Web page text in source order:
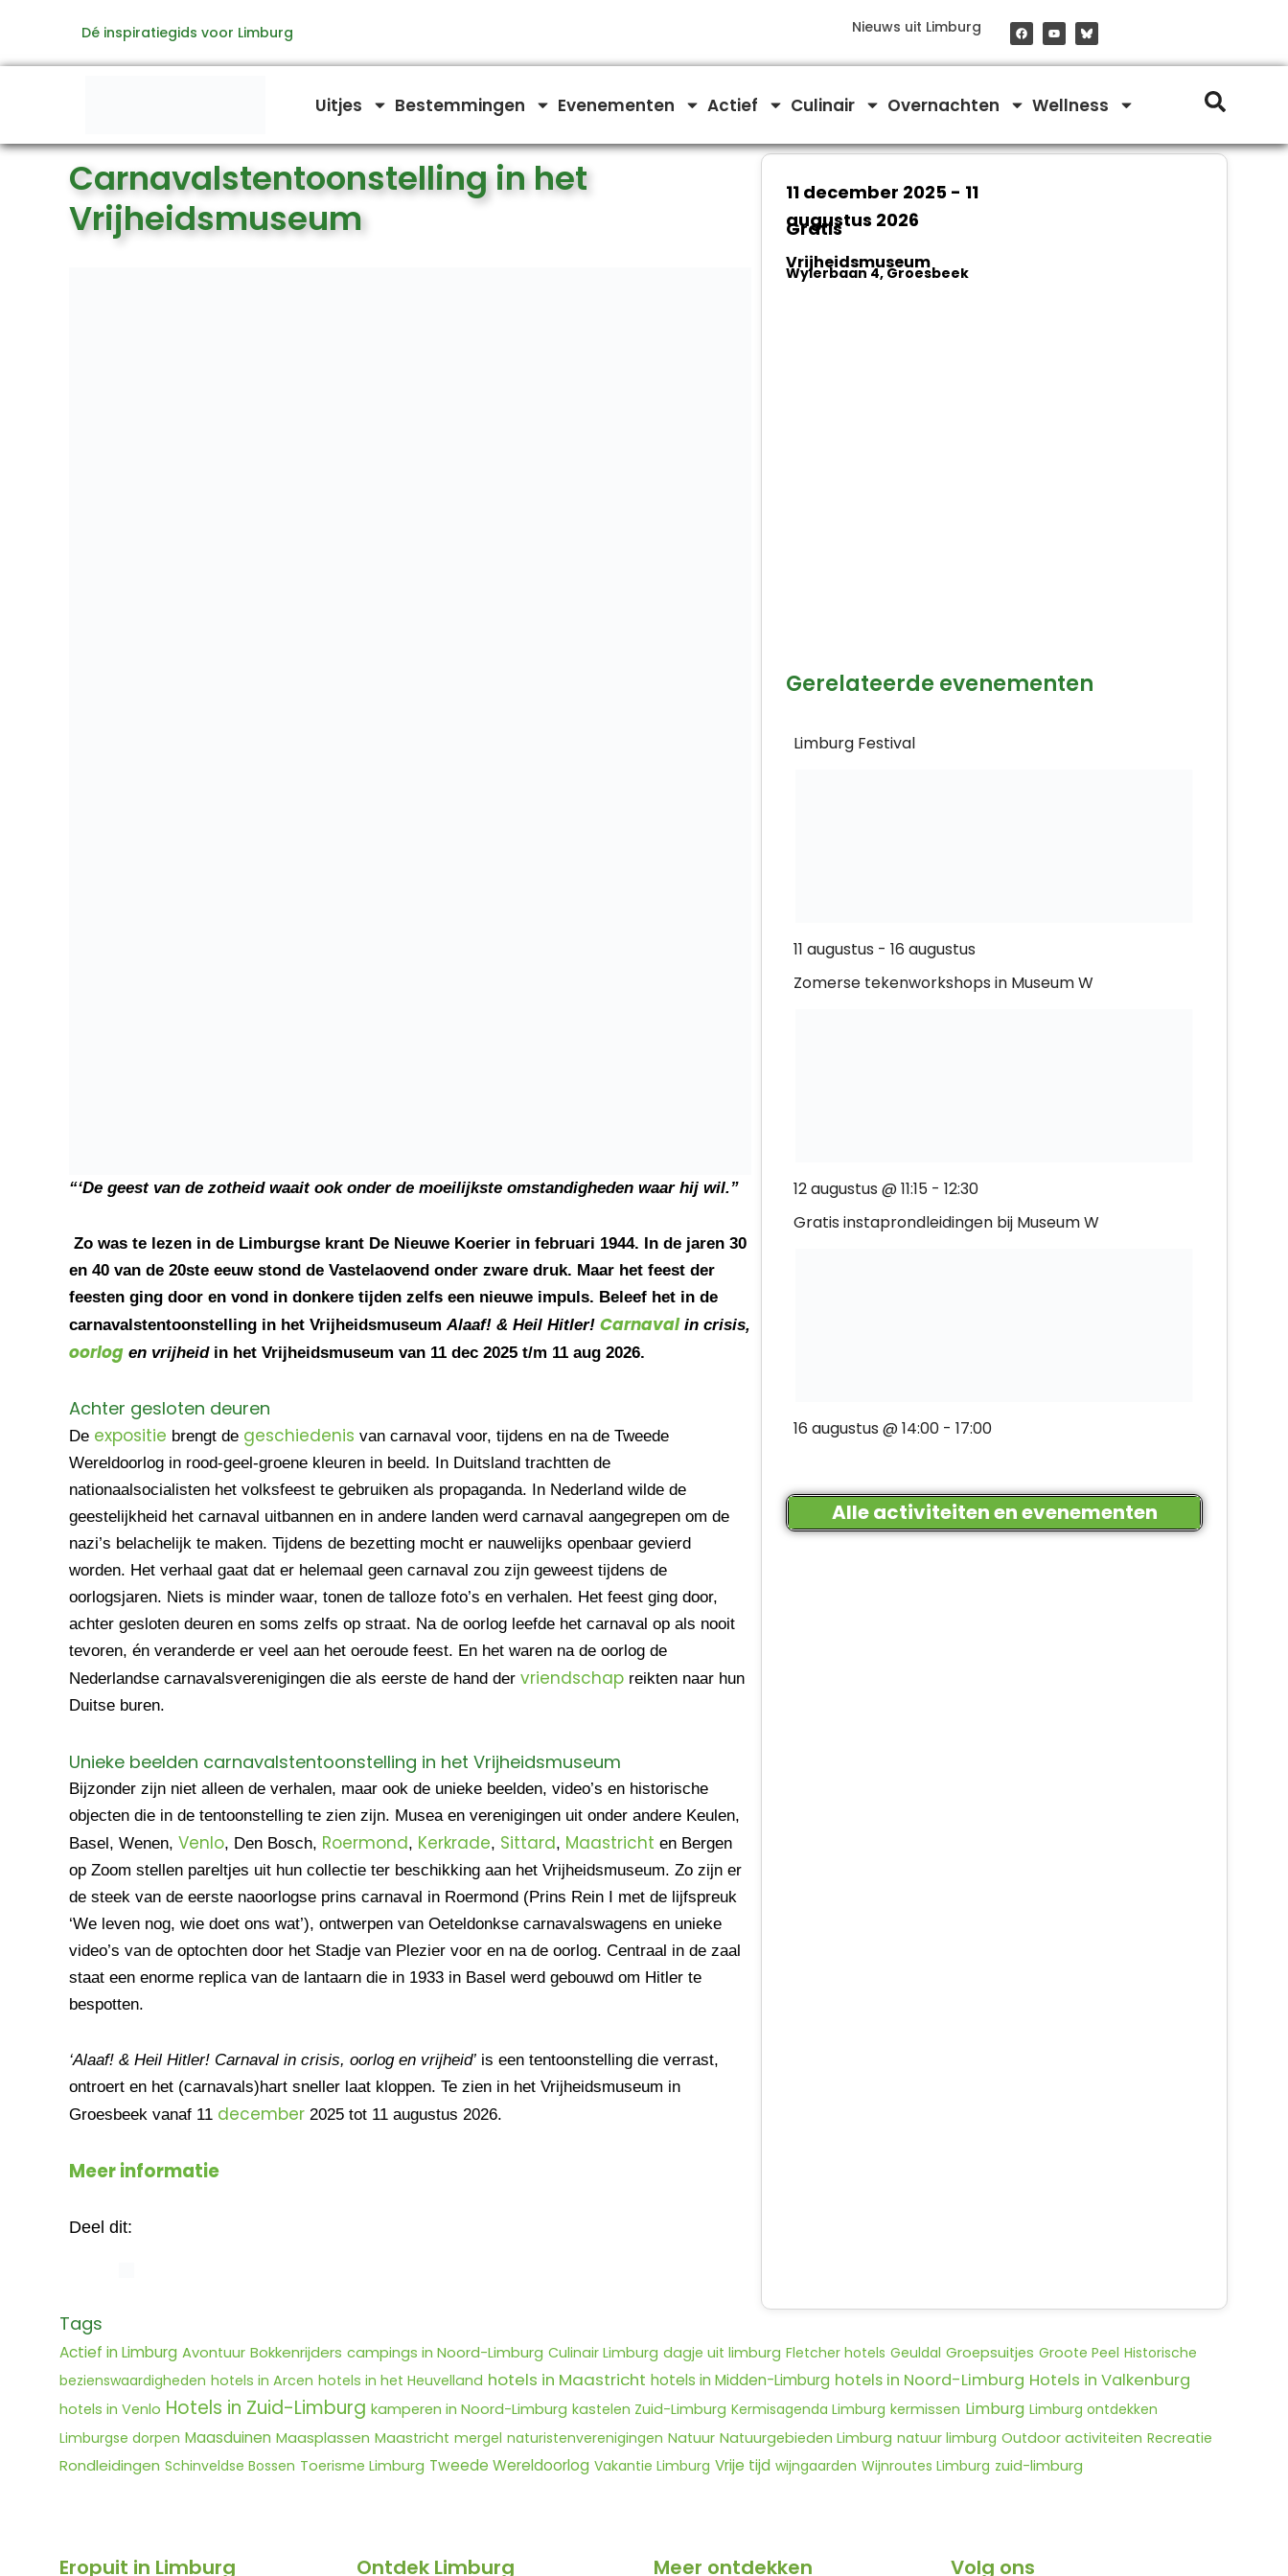
de
Dé inspiratiegids voor Limburg Nieuws uit Limburg F
a
c
b
k
Y
o
u
u
Uitjes Bestemmingen Evenementen Actief Culinair Overnachten Wellness
Carnavalstentoonstelling in het
Vrijheidsmuseum
“‘De geest van de zotheid waait ook onder de moeilijkste omstandigheden waar hij wil.”
Zo was te lezen in de Limburgse krant De Nieuwe Koerier in februari 1944. In de jaren 30
en 40 van de 20ste eeuw stond de Vastelaovend onder zware druk. Maar het feest der
feesten ging door en vond in donkere tijden zelfs een nieuwe impuls. Beleef het in de
carnavalstentoonstelling in het Vrijheidsmuseum Alaaf! & Heil Hitler! Carnavalin crisis,
oorlog en vrijheidin het Vrijheidsmuseum van 11 dec 2025 t/m 11 aug 2026.
Achter gesloten deuren
De expositie brengt de geschiedenis van carnaval voor, tijdens en na de Tweede
Wereldoorlog in rood-geel-groene kleuren in beeld. In Duitsland trachtten de
nationaalsocialisten het volksfeest te gebruiken als propaganda. In Nederland wilde de
geestelijkheid het carnaval uitbannen en in andere landen werd carnaval aangegrepen om de
nazi’s belachelijk te maken. Tijdens de bezetting mocht er nauwelijks openbaar gevierd
worden. Het verhaal gaat dat er helemaal geen carnaval zou zijn geweest tijdens de
oorlogsjaren. Niets is minder waar, tonen de talloze foto’s en verhalen. Het feest ging door,
achter gesloten deuren en soms zelfs op straat. Na de oorlog leefde het carnaval op als nooit
tevoren, én veranderde er veel aan het oeroude feest. En het waren na de oorlog de
Nederlandse carnavalsverenigingen die als eerste de hand der vriendschap reikten naar hun
Duitse buren.
Unieke beelden carnavalstentoonstelling in het Vrijheidsmuseum
Bijzonder zijn niet alleen de verhalen, maar ook de unieke beelden, video’s en historische
objecten die in de tentoonstelling te zien zijn. Musea en verenigingen uit onder andere Keulen,
Basel, Wenen, Venlo, Den Bosch, Roermond, Kerkrade, Sittard, Maastricht en Bergen
op Zoom stellen pareltjes uit hun collectie ter beschikking aan het Vrijheidsmuseum. Zo zijn er
de steek van de eerste naoorlogse prins carnaval in Roermond (Prins Rein I met de lijfspreuk
‘We leven nog, wie doet ons wat’), ontwerpen van Oeteldonkse carnavalswagens en unieke
video’s van de optochten door het Stadje van Plezier voor en na de oorlog. Centraal in de zaal
staat een enorme replica van de lantaarn die in 1933 in Basel werd gebouwd om Hitler te
bespotten.
‘Alaaf! & Heil Hitler! Carnaval in crisis, oorlog en vrijheid’ is een tentoonstelling die verrast,
ontroert en het (carnavals)hart sneller laat kloppen. Te zien in het Vrijheidsmuseum in
Groesbeek vanaf 11 december 2025 tot 11 augustus 2026.
Meer informatie
Deel dit:
11 december 2025 - 11
augustus 2026
Gratis
Vrijheidsmuseum
Wylerbaan 4, Groesbeek
Gerelateerde evenementen
Limburg Festival
11 augustus - 16 augustus
Zomerse tekenworkshops in Museum W
12 augustus @ 11:15 - 12:30
Gratis instaprondleidingen bij Museum W
16 augustus @ 14:00 - 17:00
Alle activiteiten en evenementen
Tags
Actief in Limburg Avontuur Bokkenrijders campings in Noord-Limburg Culinair Limburg dagje uit limburg Fletcher hotels Geuldal Groepsuitjes Groote Peel Historische
bezienswaardigheden hotels in Arcen hotels in het Heuvelland hotels in Maastricht hotels in Midden-Limburg hotels in Noord-Limburg Hotels in Valkenburg
hotels in Venlo Hotels in Zuid-Limburg kamperen in Noord-Limburg kastelen Zuid-Limburg Kermisagenda Limburg kermissen Limburg Limburg ontdekken
Limburgse dorpen Maasduinen Maasplassen Maastricht mergel naturistenverenigingen Natuur Natuurgebieden Limburg natuur limburg Outdoor activiteiten Recreatie
Rondleidingen Schinveldse Bossen Toerisme Limburg Tweede Wereldoorlog Vakantie Limburg Vrije tijd wijngaarden Wijnroutes Limburg zuid-limburg
Eropuit in Limburg Ontdek Limburg Meer ontdekken Volg ons